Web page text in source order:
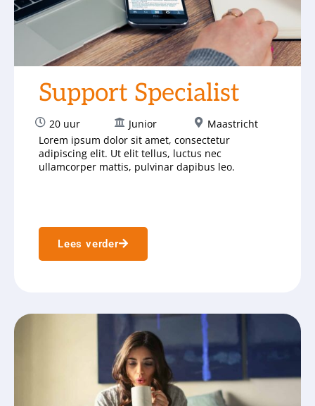
Support Specialist
20 uur Junior
Maastricht
Lorem ipsum dolor sit amet, consectetur
adipiscing elit. Ut elit tellus, luctus nec
ullamcorper mattis, pulvinar dapibus leo.
Lees verder